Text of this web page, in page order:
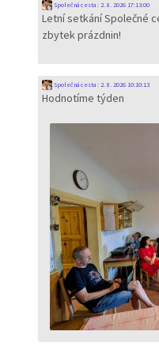
Společná cesta: 2. 8. 2026 17:13:00
Letní setkání Společné
zbytek prázdnin!
Společná cesta: 2. 8. 2026 10:10:13
Hodnotíme týden